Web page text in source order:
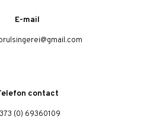
E-mail
contact
(0) 69360109